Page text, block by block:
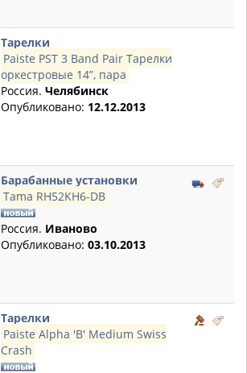
Тарелки
Paiste PST 3 Band Pair Тарелки
оркестровые 14”, пара
Россия. Челябинск
Опубликовано: 12.12.2013
Барабанные установки
Tama RH52KH6-DB
Россия. Иваново
Опубликовано: 03.10.2013
Тарелки
Paiste Alpha 'B' Medium Swiss
Crash